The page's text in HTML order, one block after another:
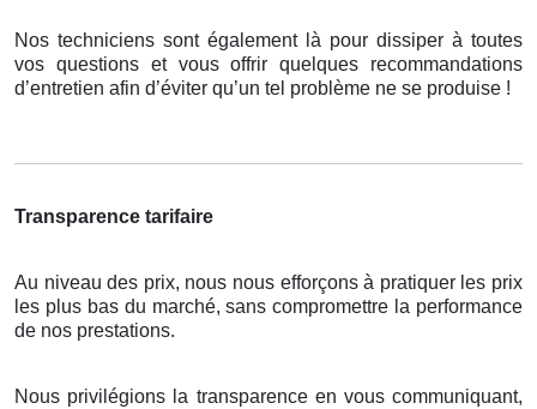
Nos techniciens sont également là pour dissiper à toutes
vos questions et vous offrir quelques recommandations
d’entretien afin d’éviter qu’un tel problème ne se produise !
Transparence tarifaire
Au niveau des prix, nous nous efforçons à pratiquer les prix
les plus bas du marché, sans compromettre la performance
de nos prestations.
Nous privilégions la transparence en vous communiquant,